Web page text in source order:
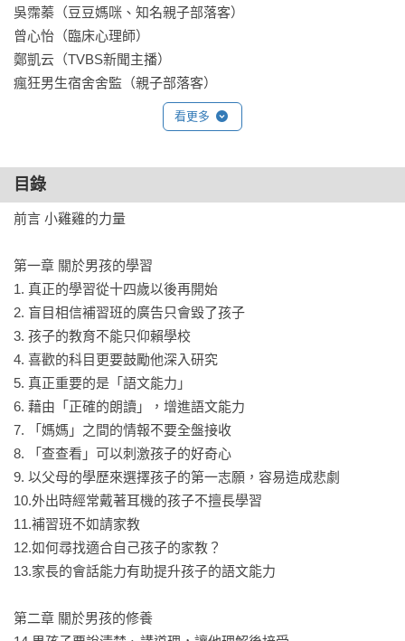
吳霈蓁（豆豆媽咪、知名親子部落客）
曾心怡（臨床心理師）
鄭凱云（TVBS新聞主播）
瘋狂男生宿舍舍監（親子部落客）
看更多
目錄
前言 小雞雞的力量
第一章 關於男孩的學習
1. 真正的學習從十四歲以後再開始
2. 盲目相信補習班的廣告只會毀了孩子
3. 孩子的教育不能只仰賴學校
4. 喜歡的科目更要鼓勵他深入研究
5. 真正重要的是「語文能力」
6. 藉由「正確的朗讀」，增進語文能力
7. 「媽媽」之間的情報不要全盤接收
8. 「查查看」可以刺激孩子的好奇心
9. 以父母的學歷來選擇孩子的第一志願，容易造成悲劇
10.外出時經常戴著耳機的孩子不擅長學習
11.補習班不如請家教
12.如何尋找適合自己孩子的家教？
13.家長的會話能力有助提升孩子的語文能力
第二章 關於男孩的修養